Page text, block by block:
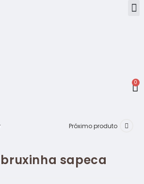
0
Próximo produto
sapeca